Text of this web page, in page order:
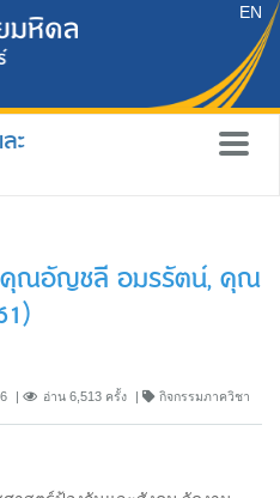
EN
ะ
คุณอัญชลี อมรรัตน์, คุณ
อ่าน 6,513 ครั้ง กิจกรรมภาควิชา